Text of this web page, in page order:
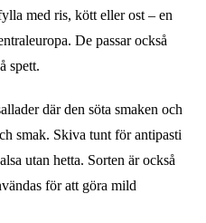
med ris, kött eller ost – en
De passar också
spett.
där den söta smaken och
smak. Skiva tunt för antipasti
utan hetta. Sorten är också
för att göra mild